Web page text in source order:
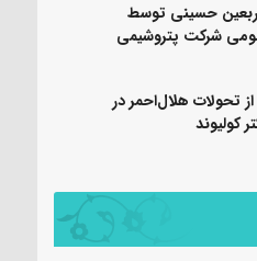
حسینی توسط
شرکت پتروشیمی
تحولات هلال‌احمر در
کولیوند